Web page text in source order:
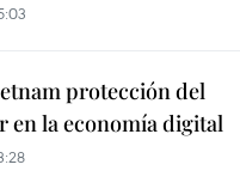
protección del
en la economía digital